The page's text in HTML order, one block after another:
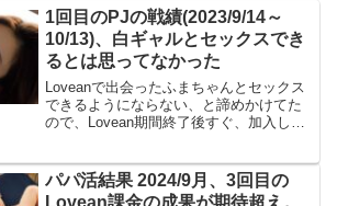
1回目のPJの戦績(2023/9/14～
10/13)、白ギャルとセックスでき
るとは思ってなかった
Loveanで出会ったふまちゃんとセックス
できるようにならない、と諦めかけてた
ので、Lovean期間終了後すぐ、加入し
い、色白。 家に泊めてくれる。 セッ
クスは生。 ...
パパ活結果 2024/9月、3回目の